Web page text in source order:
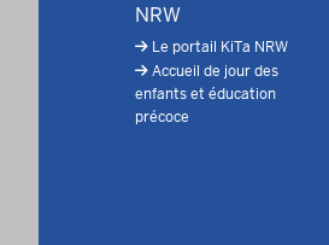
NRW
Le portail KiTa NRW
Accueil de jour des
enfants et éducation
précoce